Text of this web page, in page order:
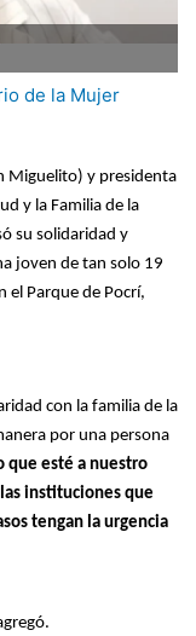
de la Mujer
Miguelito) y presidenta
y la Familia de la
su solidaridad y
joven de tan solo 19
el Parque de Pocrí,
con la familia de la
por una persona
que esté a nuestro
instituciones que
tengan la urgencia